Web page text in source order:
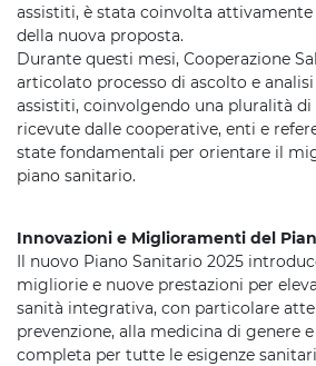
assistiti, è stata coinvolta
della nuova proposta.
Durante questi mesi, Cooperazione
articolato processo di ascolto e
assistiti, coinvolgendo una pluralità
ricevute dalle cooperative, enti e
state fondamentali per orientare il
piano sanitario.
Innovazioni e Miglioramenti del
Il nuovo Piano Sanitario 2025
migliorie e nuove prestazioni per
sanità integrativa, con particolare
prevenzione, alla medicina di genere
completa per tutte le esigenze